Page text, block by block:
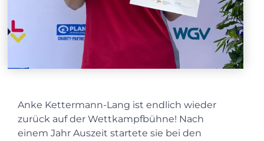
Anke Kettermann-Lang ist endlich wieder
zurück auf der Wettkampfbühne! Nach
einem Jahr Auszeit startete sie bei den